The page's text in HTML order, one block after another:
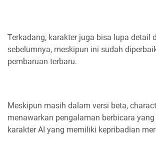
Terkadang, karakter juga bisa lupa detail
sebelumnya, meskipun ini sudah
pembaruan terbaru.
Meskipun masih dalam versi beta,
menawarkan pengalaman berbicara
karakter AI yang memiliki kepribadian